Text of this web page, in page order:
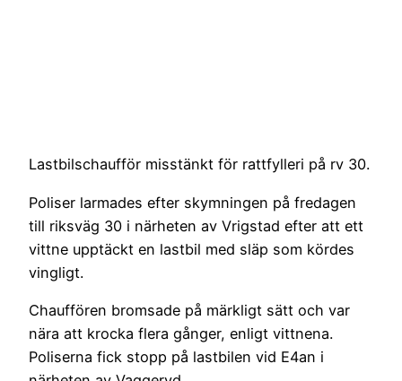
Lastbilschaufför misstänkt för rattfylleri på rv 30.
Poliser larmades efter skymningen på fredagen
till riksväg 30 i närheten av Vrigstad efter att ett
vittne upptäckt en lastbil med släp som kördes
vingligt.
Chauffören bromsade på märkligt sätt och var
nära att krocka flera gånger, enligt vittnena.
Poliserna fick stopp på lastbilen vid E4an i